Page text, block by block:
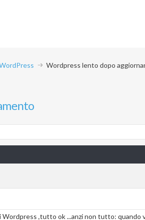
Wordpress lento dopo
,tutto ok ...anzi non tutto: quando